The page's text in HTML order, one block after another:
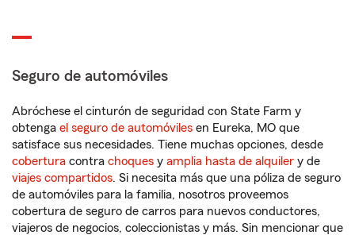
Seguro de automóviles
Abróchese el cinturón de seguridad con State Farm y
obtenga el seguro de automóviles en Eureka, MO que
satisface sus necesidades. Tiene muchas opciones, desde
cobertura contra choques y amplia hasta de alquiler y de
viajes compartidos. Si necesita más que una póliza de seguro
de automóviles para la familia, nosotros proveemos
cobertura de seguro de carros para nuevos conductores,
viajeros de negocios, coleccionistas y más. Sin mencionar que